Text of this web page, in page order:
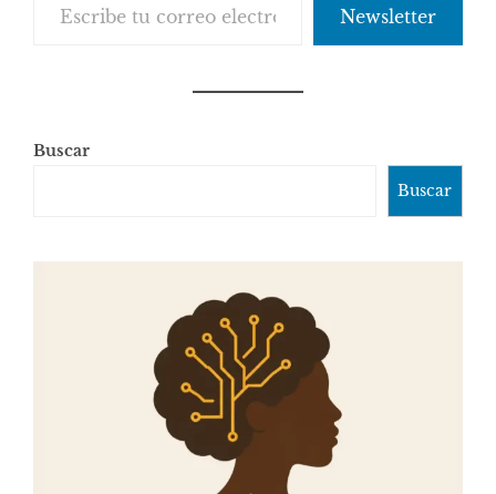
Newsletter
Buscar
Buscar